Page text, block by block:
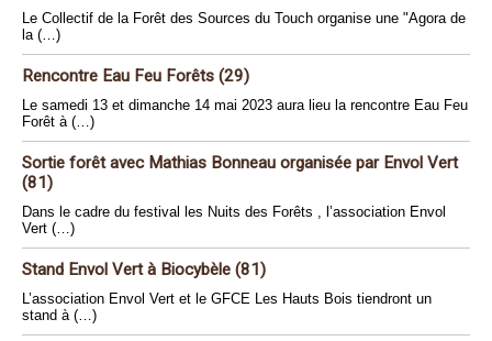
Le Collectif de la Forêt des Sources du Touch organise une "Agora de
la (…)
Rencontre Eau Feu Forêts (29)
Le samedi 13 et dimanche 14 mai 2023 aura lieu la rencontre Eau Feu
Forêt à (…)
Sortie forêt avec Mathias Bonneau organisée par Envol Vert
(81)
Dans le cadre du festival les Nuits des Forêts , l’association Envol
Vert (…)
Stand Envol Vert à Biocybèle (81)
L’association Envol Vert et le GFCE Les Hauts Bois tiendront un
stand à (…)